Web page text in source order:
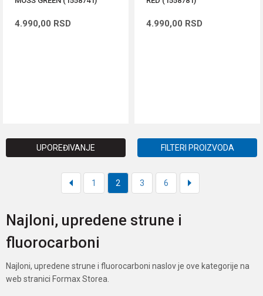
4.990,00 RSD 4.990,00 RSD
UPOREĐIVANJE FILTERI PROIZVODA
1 2 3 6
Najloni, upredene strune i
fluorocarboni
Najloni, upredene strune i fluorocarboni naslov je ove kategorije na
web stranici Formax Storea.